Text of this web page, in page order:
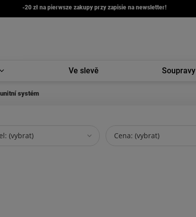
-20 zł na pierwsze zakupy przy zapisie na newsletter!
Ve slevě Soupravy
systém
(vybrat) Cena: (vybrat)